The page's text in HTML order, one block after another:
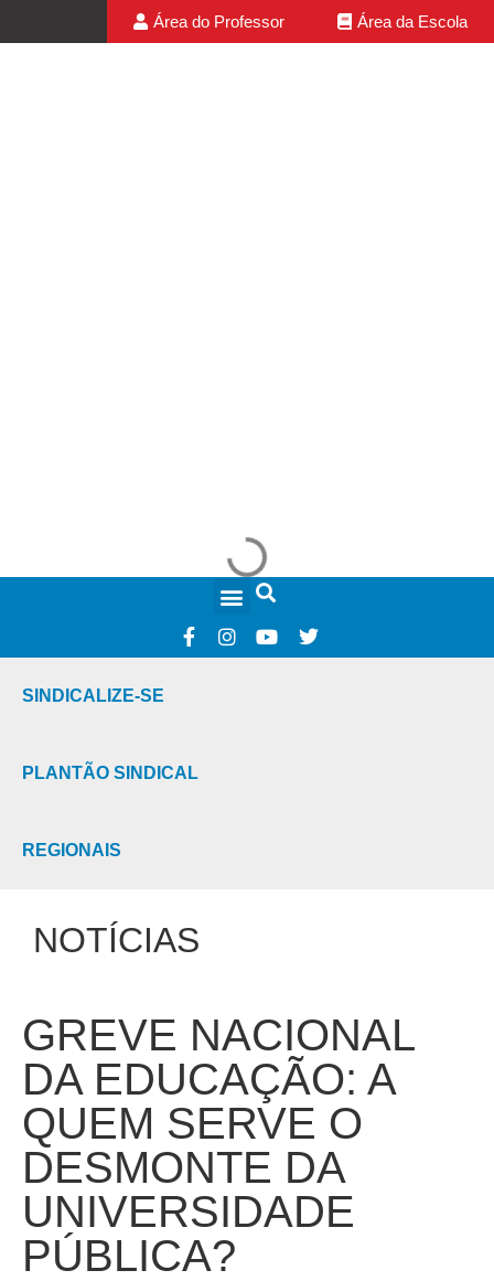
Área do Professor Área da Escola
SINDICALIZE-SE
PLANTÃO SINDICAL
REGIONAIS
NOTÍCIAS
GREVE NACIONAL
DA EDUCAÇÃO: A
QUEM SERVE O
DESMONTE DA
UNIVERSIDADE
PÚBLICA?